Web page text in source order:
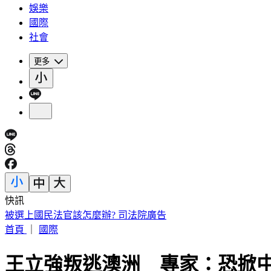
娛樂
國際
社會
更多
快訊
賠償承諾全跳票 割頸案楊爸淚怒轟加害者：做樣子給法官看
首頁
國際
王立強叛逃澳洲 專家：恐掀